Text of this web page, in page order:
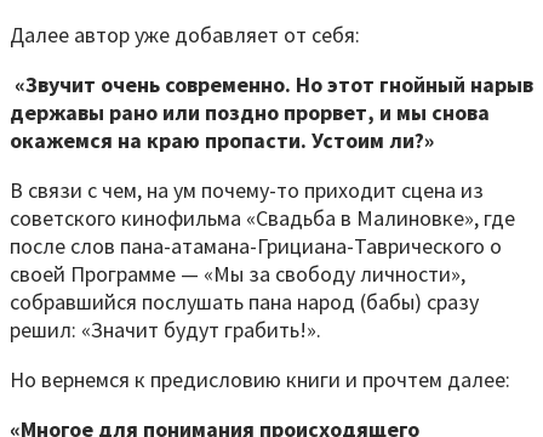
Далее автор уже добавляет от себя:
«Звучит очень современно. Но этот гнойный нарыв
державы рано или поздно прорвет, и мы снова
окажемся на краю пропасти. Устоим ли?»
В связи с чем, на ум почему-то приходит сцена из
советского кинофильма «Свадьба в Малиновке», где
после слов пана-атамана-Грициана-Таврического о
своей Программе — «Мы за свободу личности»,
собравшийся послушать пана народ (бабы) сразу
решил: «Значит будут грабить!».
Но вернемся к предисловию книги и прочтем далее:
«Многое для понимания происходящего